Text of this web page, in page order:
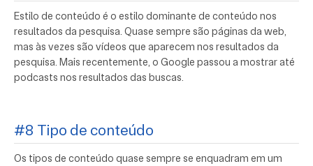
Estilo de conteúdo é o estilo dominante de conteúdo nos
resultados da pesquisa. Quase sempre são páginas da web,
mas às vezes são vídeos que aparecem nos resultados da
pesquisa. Mais recentemente, o Google passou a mostrar até
podcasts nos resultados das buscas.
#8 Tipo de conteúdo
Os tipos de conteúdo quase sempre se enquadram em um